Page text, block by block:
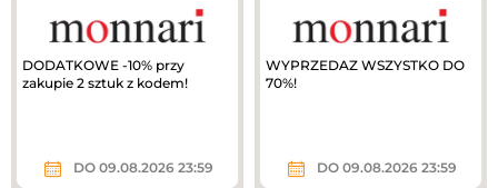
DODATKOWE -10% przy
zakupie 2 sztuk z kodem!
DO 09.08.2026 23:59
WYPRZEDAZ WSZYSTKO DO
70%!
DO 09.08.2026 23:59